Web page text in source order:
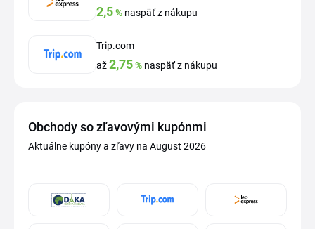
2,5% naspäť z nákupu
Trip.com
až2,75% naspäť z nákupu
Obchody so zľavovými kupónmi
Aktuálne kupóny a zľavy na August 2026